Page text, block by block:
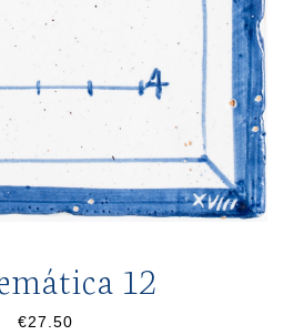
12
€27.50